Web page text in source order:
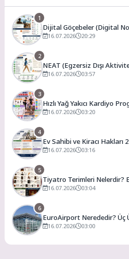
1
Dijital Göçebeler (Digital
En Uygun Vergili Ülkeler
16.07.2026 20:29
2
NEAT (Egzersiz Dışı
Salonuna Gitmeden Günlük
16.07.2026 03:57
3
Hızlı Yağ Yakıcı Kardiyo
Evde Forma Girme Formülü
16.07.2026 03:20
4
Ev Sahibi ve Kiracı Hakları
Artış Sınırları ve Bilmeniz
16.07.2026 03:16
5
Tiyatro Terimleri Nelerdir?
Kavramları ve Anlamları
16.07.2026 03:04
6
EuroAirport Nerededir? Üç
Havalimanı Rehberi
16.07.2026 03:00